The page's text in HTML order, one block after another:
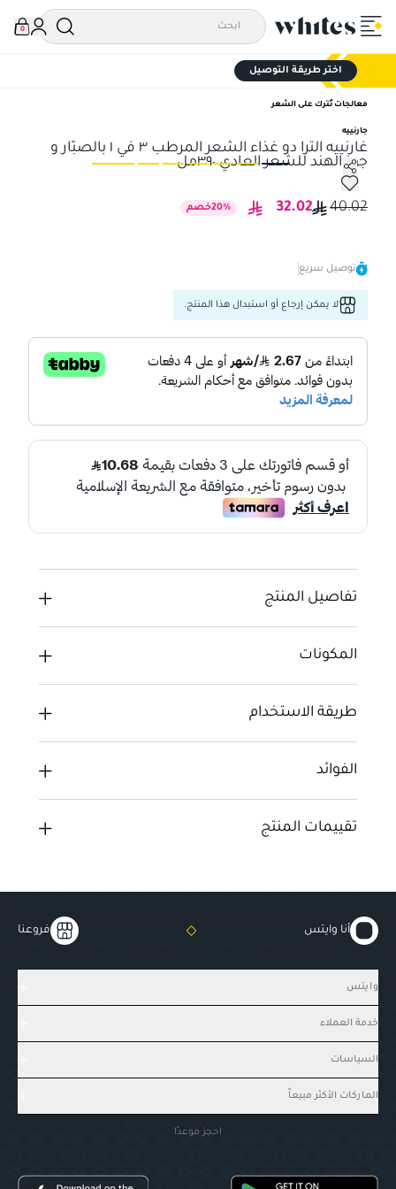
0
اختر طريقة التوصيل
معالجات تُترك على الشعر
جارنييه
غارنييه الترا دو غذاء الشعر المرطب ٣ في ١ بالصبّار و
جوز الهند للشعر العادي ٣٩٠مل
غارنييه الترا دو غذاء الشعر المرطب ٣ في ١ بالصبّار و جوز الهند للشعر العادي ٣٩٠مل
40.02
32.02
20% خصم
توصيل سريع
لا يمكن إرجاع أو استبدال هذا المنتج.
تفاصيل المنتج
المكونات
طريقة الاستخدام
الفوائد
تقييمات المنتج
أنا وايتس فروعنا
وايتس
خدمة العملاء
السياسات
الماركات الأكثر مبيعاً
احجز موعدًا